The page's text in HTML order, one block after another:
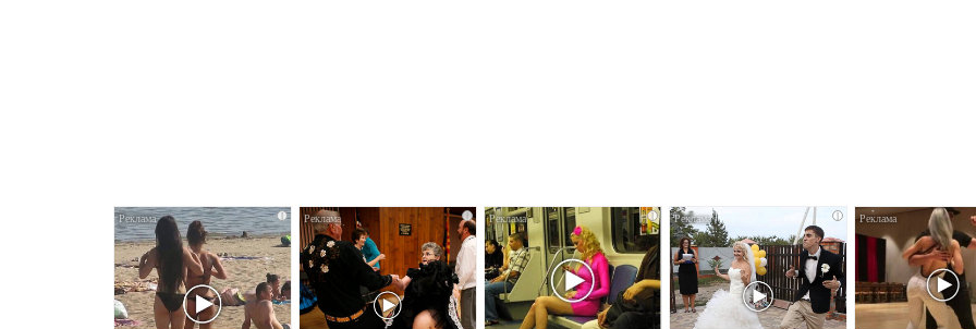
i i i i